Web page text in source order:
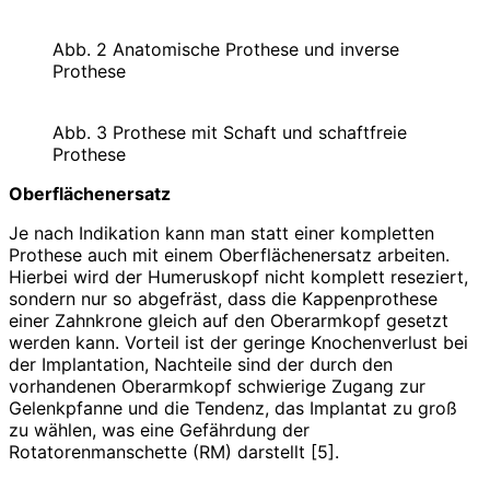
Abb. 2 Anatomische Prothese und inverse
Prothese
Abb. 3 Prothese mit Schaft und schaftfreie
Prothese
Oberflächenersatz
Je nach Indikation kann man statt einer kompletten
Prothese auch mit einem Oberflächenersatz arbeiten.
Hierbei wird der Humeruskopf nicht komplett reseziert,
sondern nur so abgefräst, dass die Kappenprothese
einer Zahnkrone gleich auf den Oberarmkopf gesetzt
werden kann. Vorteil ist der geringe Knochenverlust bei
der Implantation, Nachteile sind der durch den
vorhandenen Oberarmkopf schwierige Zugang zur
Gelenkpfanne und die Tendenz, das Implantat zu groß
zu wählen, was eine Gefährdung der
Rotatorenmanschette (RM) darstellt [5].